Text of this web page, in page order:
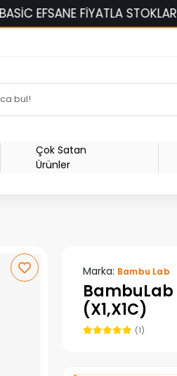
FİYATLA STOKLARDA!
Çok Satan
Ürünler
Marka: Bambu Lab
BambuLab
(X1,X1C)
(1)